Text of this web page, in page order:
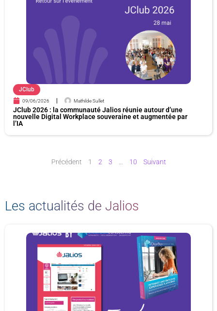
JClub
09/06/2026 Mathilde Sullet
JClub 2026 : la communauté Jalios réunie autour d’une
nouvelle Digital Workplace souveraine et augmentée par
l’IA
Précédent 1 2 3 10 Suivant
Les actualités de Jalios
e
e